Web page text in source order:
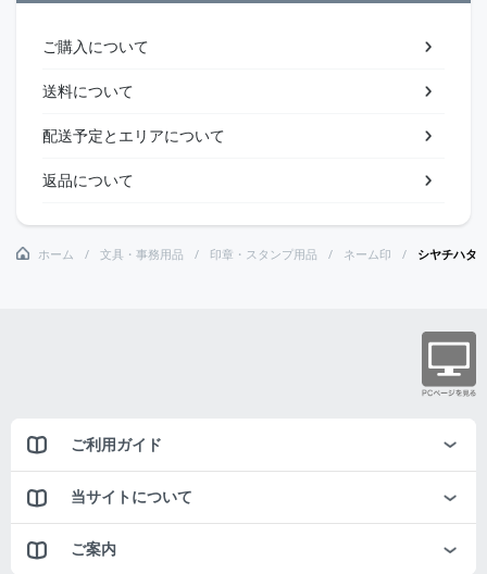
ご購入について
送料について
配送予定とエリアについて
返品について
ホーム 文具・事務用品 印章・スタンプ用品 ネーム印 シヤチハ
ご利用ガイド
当サイトについて
ご案内